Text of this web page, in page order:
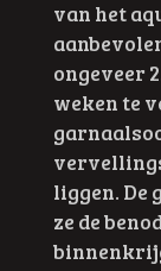
van het
ongeveer
weken te
liggen. De
ze de